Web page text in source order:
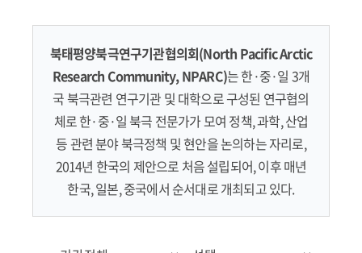
북태평양북극연구기관협의회(North Pacific Arctic
Research Community, NPARC)는 한·중·일 3개
국 북극관련 연구기관 및 대학으로 구성된 연구협의
체로 한·중·일 북극 전문가가 모여 정책, 과학, 산업
등 관련 분야 북극정책 및 현안을 논의하는 자리로,
2014년 한국의 제안으로 처음 설립되어, 이후 매년
한국, 일본, 중국에서 순서대로 개최되고 있다.